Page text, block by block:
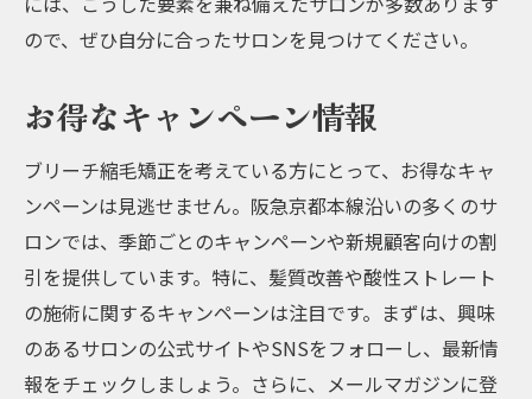
ので、ぜひ自分に合ったサロンを見つけてください。
お得なキャンペーン情報
ブリーチ縮毛矯正を考えている方にとって、お得なキャ
ンペーンは見逃せません。阪急京都本線沿いの多くのサ
ロンでは、季節ごとのキャンペーンや新規顧客向けの割
引を提供しています。特に、髪質改善や酸性ストレート
の施術に関するキャンペーンは注目です。まずは、興味
のあるサロンの公式サイトやSNSをフォローし、最新情
報をチェックしましょう。さらに、メールマガジンに登